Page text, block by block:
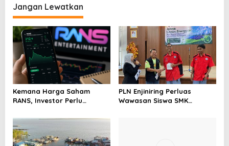
Jangan Lewatkan
Kemana Harga Saham
RANS, Investor Perlu
Menghindari Spekulasi
Berlebihan
PLN Enjiniring Perluas
Wawasan Siswa SMK